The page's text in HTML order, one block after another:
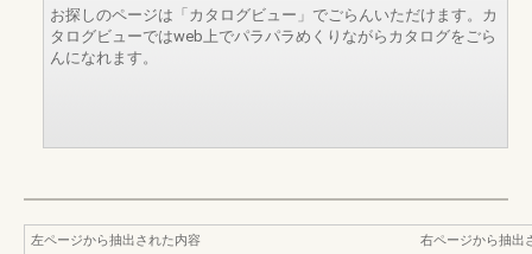
お探しのページは「カタログビュー」でごらんいただけます。カ
タログビューではweb上でパラパラめくりながらカタログをごら
んになれます。
左ページから抽出された内容
右ページから抽出